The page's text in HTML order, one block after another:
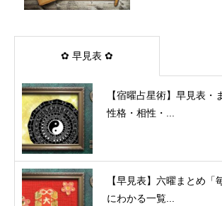
✿ 早見表 ✿
【宿曜占星術】早見表・
性格・相性・...
【早見表】六曜まとめ「
にわかる一覧...